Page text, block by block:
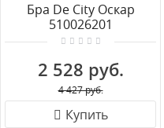
Бра De City Оскар
510026201
2 528 руб.
4 427 руб.
Купить